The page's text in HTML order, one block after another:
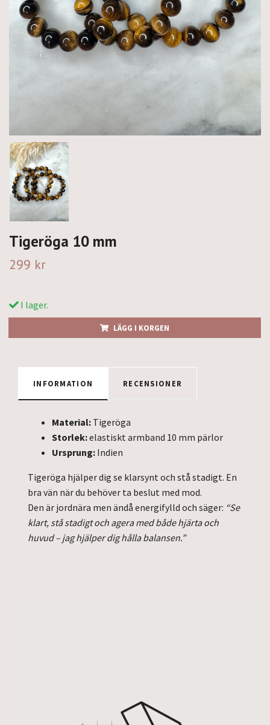
Tigeröga 10 mm
299 kr
I lager.
LÄGG I KORGEN
INFORMATION RECENSIONER
Material: Tigeröga
Storlek:elastiskt armband 10 mm pärlor
Ursprung: Indien
Tigeröga hjälper dig se klarsynt och stå stadigt. En
bra vän när du behöver ta beslut med mod.
Den är jordnära men ändå energifylld och säger: “Se
klart, stå stadigt och agera med både hjärta och
huvud – jag hjälper dig hålla balansen.”